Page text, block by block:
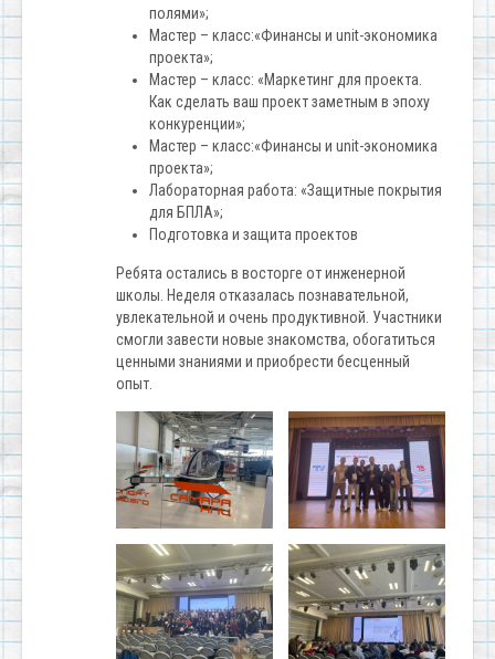
полями»;
Мастер – класс:«Финансы и unit-экономика
проекта»;
Мастер – класс: «Маркетинг для проекта.
Как сделать ваш проект заметным в эпоху
конкуренции»;
Мастер – класс:«Финансы и unit-экономика
проекта»;
Лабораторная работа: «Защитные покрытия
для БПЛА»;
Подготовка и защита проектов
Ребята остались в восторге от инженерной
школы. Неделя отказалась познавательной,
увлекательной и очень продуктивной. Участники
смогли завести новые знакомства, обогатиться
ценными знаниями и приобрести бесценный
опыт.